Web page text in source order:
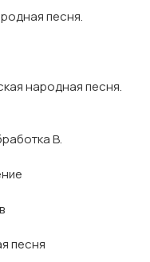
песня.
народная песня.
В.
песня